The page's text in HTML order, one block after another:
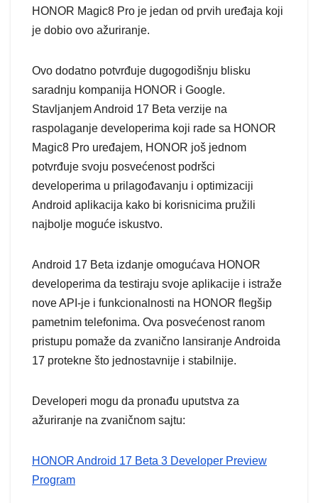
HONOR Magic8 Pro je jedan od prvih uređaja koji
je dobio ovo ažuriranje.
Ovo dodatno potvrđuje dugogodišnju blisku
saradnju kompanija HONOR i Google.
Stavljanjem Android 17 Beta verzije na
raspolaganje developerima koji rade sa HONOR
Magic8 Pro uređajem, HONOR još jednom
potvrđuje svoju posvećenost podršci
developerima u prilagođavanju i optimizaciji
Android aplikacija kako bi korisnicima pružili
najbolje moguće iskustvo.
Android 17 Beta izdanje omogućava HONOR
developerima da testiraju svoje aplikacije i istraže
nove API-je i funkcionalnosti na HONOR flegšip
pametnim telefonima. Ova posvećenost ranom
pristupu pomaže da zvanično lansiranje Androida
17 protekne što jednostavnije i stabilnije.
Developeri mogu da pronađu uputstva za
ažuriranje na zvaničnom sajtu:
HONOR Android 17 Beta 3 Developer Preview
Program